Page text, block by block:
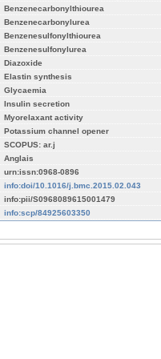
Benzenecarbonylthiourea
Benzenecarbonylurea
Benzenesulfonylthiourea
Benzenesulfonylurea
Diazoxide
Elastin synthesis
Glycaemia
Insulin secretion
Myorelaxant activity
Potassium channel opener
SCOPUS: ar.j
Anglais
urn:issn:0968-0896
info:doi/10.1016/j.bmc.2015.02.043
info:pii/S0968089615001479
info:scp/84925603350